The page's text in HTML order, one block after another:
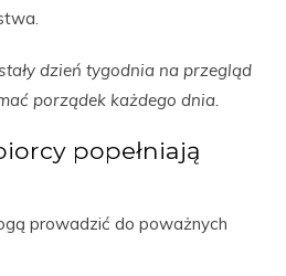
dzień tygodnia na przegląd
porządek każdego dnia.
popełniają
prowadzić do poważnych